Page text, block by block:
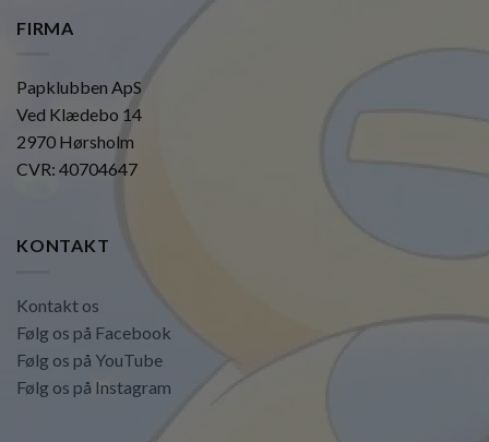
FIRMA
Papklubben ApS
Ved Klædebo 14
2970 Hørsholm
CVR: 40704647
KONTAKT
Kontakt os
Følg os på Facebook
Følg os på YouTube
Følg os på Instagram